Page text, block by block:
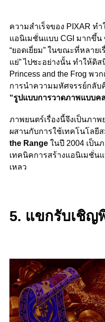
ความสำเร็จของ PIXAR ท
แอนิเมชั่นแบบ CGI มากขึ้น
“ยอดเยี่ยม” ในขณะที่หลาย
แย่” ไปซะอย่างนั้น ทำให้ดิ
Princess and the Frog พ
การนำความมหัศจรรย์กลั
“รูปแบบการวาดภาพแบบค
ภาพยนตร์เรื่องนี้จึงเป็นภา
ผสานกับการใช้เทคโนโลยี
the Rangeในปี 2004 เป็น
เทคนิคการสร้างแอนิเมชั่น
เหลว
5. แขกรับเชิญ